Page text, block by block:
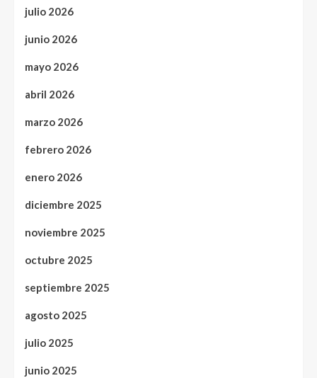
julio 2026
junio 2026
mayo 2026
abril 2026
marzo 2026
febrero 2026
enero 2026
diciembre 2025
noviembre 2025
octubre 2025
septiembre 2025
agosto 2025
julio 2025
junio 2025